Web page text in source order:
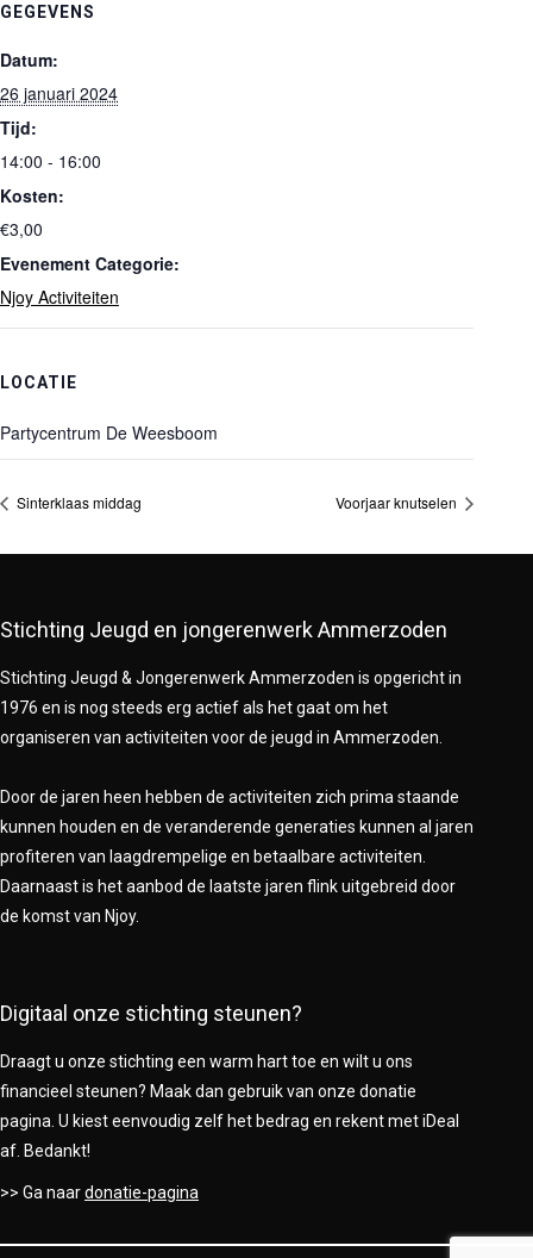
GEGEVENS
Datum:
26 januari 2024
Tijd:
14:00 - 16:00
Kosten:
€3,00
Evenement Categorie:
Njoy Activiteiten
LOCATIE
Partycentrum De Weesboom
Sinterklaas middag Voorjaar knutselen
Stichting Jeugd en jongerenwerk Ammerzoden
Stichting Jeugd & Jongerenwerk Ammerzoden is opgericht in
1976 en is nog steeds erg actief als het gaat om het
organiseren van activiteiten voor de jeugd in Ammerzoden.
Door de jaren heen hebben de activiteiten zich prima staande
kunnen houden en de veranderende generaties kunnen al jaren
profiteren van laagdrempelige en betaalbare activiteiten.
Daarnaast is het aanbod de laatste jaren flink uitgebreid door
de komst van Njoy.
Digitaal onze stichting steunen?
Draagt u onze stichting een warm hart toe en wilt u ons
financieel steunen? Maak dan gebruik van onze donatie
pagina. U kiest eenvoudig zelf het bedrag en rekent met iDeal
af. Bedankt!
>> Ga naardonatie-pagina